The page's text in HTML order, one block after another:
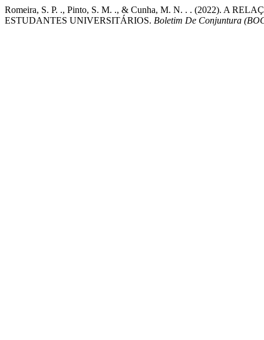
Romeira, S. P. ., Pinto, S. M. ., & Cunha, M. N. . . (2022). A
ESTUDANTES UNIVERSITÁRIOS. Boletim De Conjuntura